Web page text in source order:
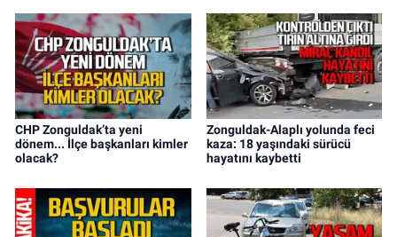
CHP Zonguldak’ta yeni
dönem... İlçe başkanları kimler
olacak?
Zonguldak-Alaplı yolunda feci
kaza: 18 yaşındaki sürücü
hayatını kaybetti